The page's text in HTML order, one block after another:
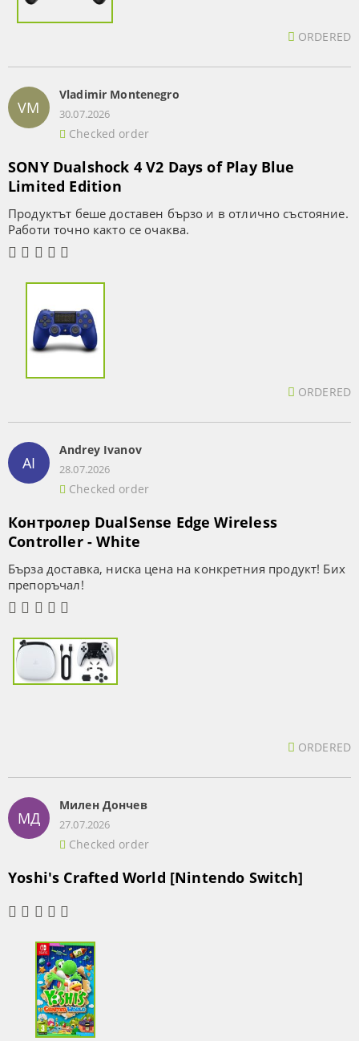
ORDERED
VM
Vladimir Montenegro
30.07.2026
Checked order
SONY Dualshock 4 V2 Days of Play Blue
Limited Edition
Продуктът беше доставен бързо и в отлично състояние.
Работи точно както се очаква.
ORDERED
AI
Andrey Ivanov
28.07.2026
Checked order
Контролер DualSense Edge Wireless
Controller - White
Бърза доставка, ниска цена на конкретния продукт! Бих
препоръчал!
ORDERED
МД
Милен Дончев
27.07.2026
Checked order
Yoshi's Crafted World [Nintendo Switch]